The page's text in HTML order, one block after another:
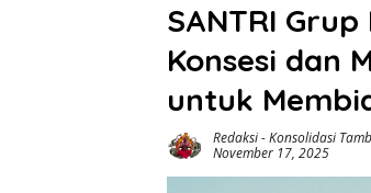
SANTRI
Konsesi dan
untuk
Redaksi-Konsolidasi
November 17, 2025